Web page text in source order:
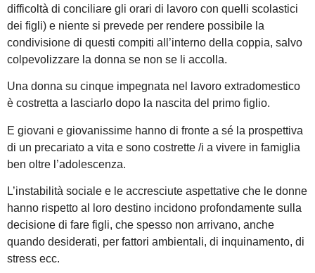
difficoltà di conciliare gli orari di lavoro con quelli scolastici
dei figli) e niente si prevede per rendere possibile la
condivisione di questi compiti all’interno della coppia, salvo
colpevolizzare la donna se non se li accolla.
Una donna su cinque impegnata nel lavoro extradomestico
è costretta a lasciarlo dopo la nascita del primo figlio.
E giovani e giovanissime hanno di fronte a sé la prospettiva
di un precariato a vita e sono costrette /i a vivere in famiglia
ben oltre l’adolescenza.
L’instabilità sociale e le accresciute aspettative che le donne
hanno rispetto al loro destino incidono profondamente sulla
decisione di fare figli, che spesso non arrivano, anche
quando desiderati, per fattori ambientali, di inquinamento, di
stress ecc.